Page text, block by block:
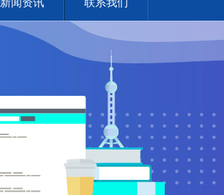
新闻资讯 联系我们